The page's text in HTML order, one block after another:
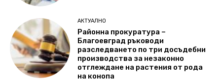
АКТУАЛНО
Районна прокуратура –
Благоевград ръководи
разследването по три досъдебни
производства за незаконно
отглеждане на растения от рода
на конопа